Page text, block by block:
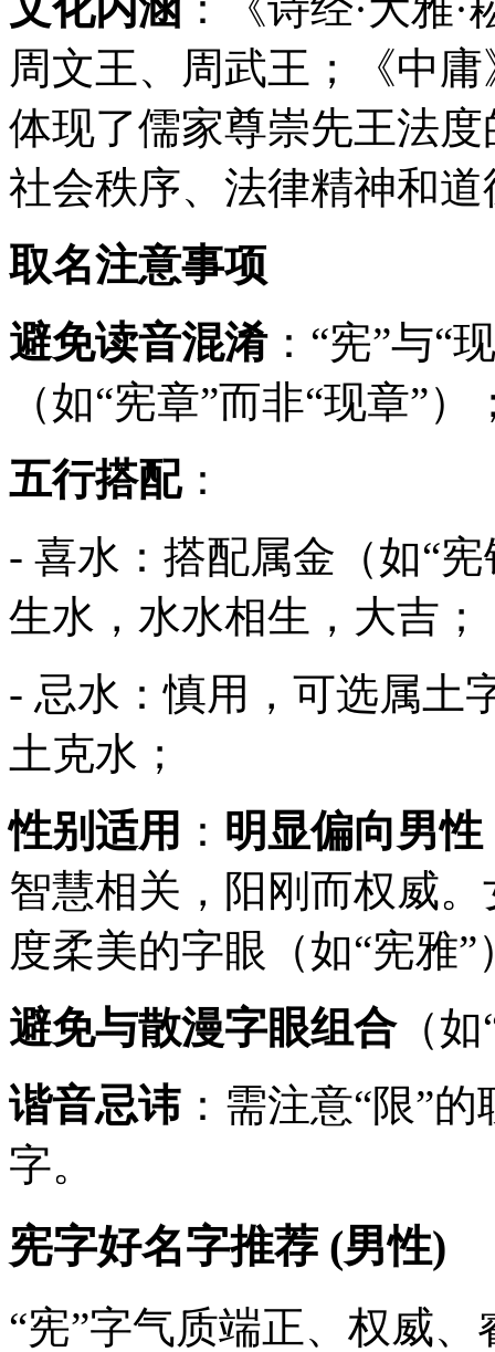
周文王、周武王；《中
体现了儒家尊崇先王法
社会秩序、法律精神和
取名注意事项
避免读音混淆：“宪”与“
（如“宪章”而非“现章”）
五行搭配：
- 喜水：搭配属金（如“
生水，水水相生，大吉；
- 忌水：慎用，可选属土
土克水；
性别适用 ： 明显偏向男性
智慧相关，阳刚而权威
度柔美的字眼（如“宪雅”
避免与散漫字眼组合（如
谐音忌讳 ：需注意“限”
字。
宪字好名字推荐 (男性)
“宪”字气质端正、权威